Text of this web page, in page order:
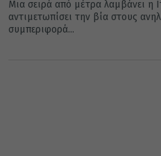
Μια σειρά από μέτρα λαμβάνει η
αντιμετωπίσει την βία στους
συμπεριφορά...